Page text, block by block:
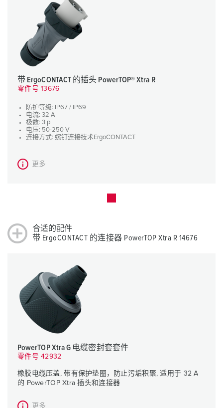
带 ErgoCONTACT 的插头 PowerTOP® Xtra R
零件号 13676
防护等级: IP67 / IP69
电流: 32 A
极数: 3 p
电压: 50-250 V
连接方式: 螺钉连接技术ErgoCONTACT
更多
合适的配件
带 ErgoCONTACT 的连接器 PowerTOP Xtra R 14676
PowerTOP Xtra G 电缆密封套套件
零件号 42932
橡胶电缆压盖, 带有保护垫圈，防止污垢积聚, 适用于 32 A
的 PowerTOP Xtra 插头和连接器
更多